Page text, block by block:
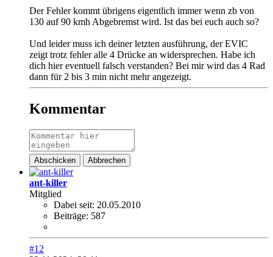
Der Fehler kommt übrigens eigentlich immer wenn zb von
130 auf 90 kmh Abgebremst wird. Ist das bei euch auch so?
Und leider muss ich deiner letzten ausführung, der EVIC
zeigt trotz fehler alle 4 Drücke an widersprechen. Habe ich
dich hier eventuell falsch verstanden? Bei mir wird das 4 Rad
dann für 2 bis 3 min nicht mehr angezeigt.
Kommentar
Abschicken Abbrechen
ant-killer
Mitglied
Dabei seit: 20.05.2010
Beiträge: 587
#12